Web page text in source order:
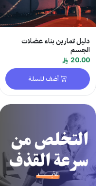
دليل تمارين بناء عضلات
الجسم
20.00
أضف للسلة